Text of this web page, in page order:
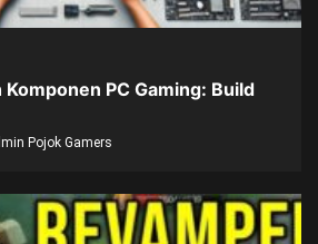
PC Gaming: Build
Pojok Gamers